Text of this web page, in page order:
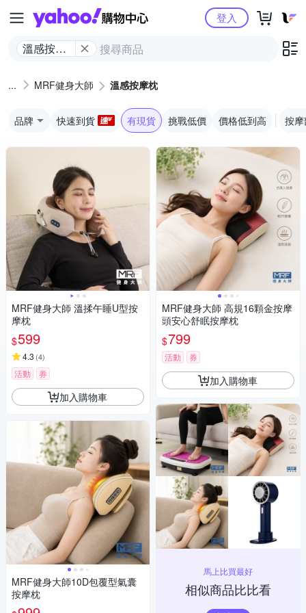
Yahoo購物中心
溫感按摩
登入
MRF健身大師 溫感按摩枕
品牌 快速到貨 有現貨 挑戰低價 價格低到高 按
MRF健身大師 溫揉午睡U型按
摩枕
$599
4.3 (4)
活動 券
加入購物車
MRF健身大師10D包覆型氣囊
按摩枕
MRF健身大師 高規16顆金按摩
頭安心舒眠按摩枕
$799
活動 券
加入購物車
馬上比買最好
相似商品比比看